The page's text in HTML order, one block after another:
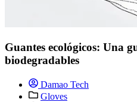
Guantes ecológicos: Una
biodegradables
Damao Tech
Gloves